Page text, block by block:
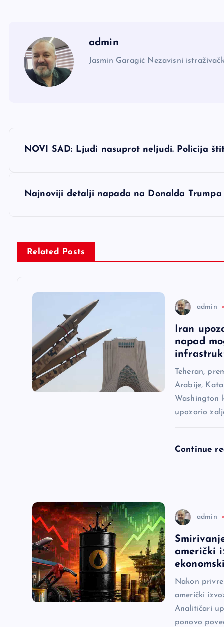
admin
Jasmin Garagić Nezavisni
NNOVI SAD: Ljudi nasuprot neljudi. Policija
Najnoviji detalji napada na Donalda Trumpa
Related Posts
admin
Iran
napad
Teheran,
Arabije,
Washington
upozorio
Continue
admin
američki
Nakon
američki
Analitičari
ponovo